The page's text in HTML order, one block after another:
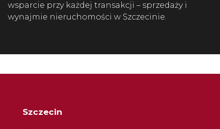
wsparcie przy każdej transakcji – sprzedaży i
wynajmie nieruchomości w Szczecinie.
Szczecin